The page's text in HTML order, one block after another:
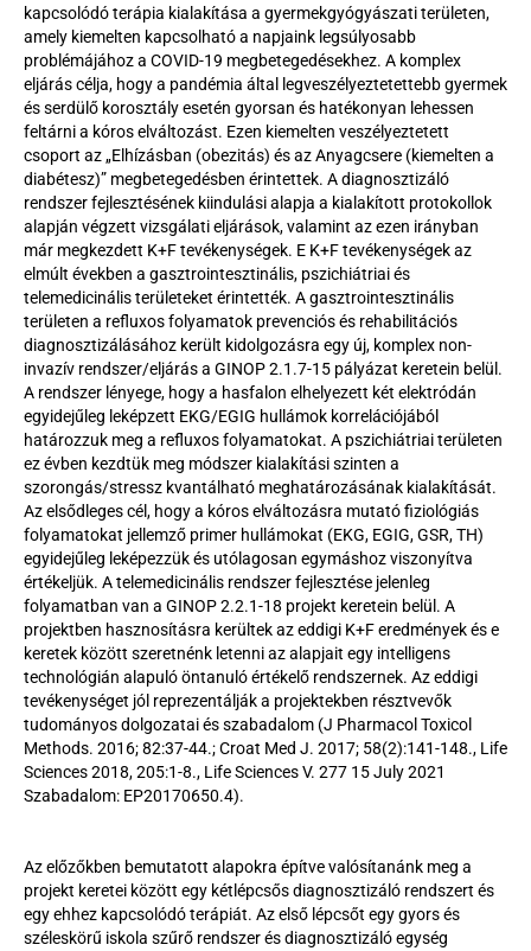
kapcsolódó terápia kialakítása a gyermekgyógyászati területen,
amely kiemelten kapcsolható a napjaink legsúlyosabb
problémájához a COVID-19 megbetegedésekhez. A komplex
eljárás célja, hogy a pandémia által legveszélyeztetettebb gyermek
és serdülő korosztály esetén gyorsan és hatékonyan lehessen
feltárni a kóros elváltozást. Ezen kiemelten veszélyeztetett
csoport az „Elhízásban (obezitás) és az Anyagcsere (kiemelten a
diabétesz)” megbetegedésben érintettek. A diagnosztizáló
rendszer fejlesztésének kiindulási alapja a kialakított protokollok
alapján végzett vizsgálati eljárások, valamint az ezen irányban
már megkezdett K+F tevékenységek. E K+F tevékenységek az
elmúlt években a gasztrointesztinális, pszichiátriai és
telemedicinális területeket érintették. A gasztrointesztinális
területen a refluxos folyamatok prevenciós és rehabilitációs
diagnosztizálásához került kidolgozásra egy új, komplex non-
invazív rendszer/eljárás a GINOP 2.1.7-15 pályázat keretein belül.
A rendszer lényege, hogy a hasfalon elhelyezett két elektródán
egyidejűleg leképzett EKG/EGIG hullámok korrelációjából
határozzuk meg a refluxos folyamatokat. A pszichiátriai területen
ez évben kezdtük meg módszer kialakítási szinten a
szorongás/stressz kvantálható meghatározásának kialakítását.
Az elsődleges cél, hogy a kóros elváltozásra mutató fiziológiás
folyamatokat jellemző primer hullámokat (EKG, EGIG, GSR, TH)
egyidejűleg leképezzük és utólagosan egymáshoz viszonyítva
értékeljük. A telemedicinális rendszer fejlesztése jelenleg
folyamatban van a GINOP 2.2.1-18 projekt keretein belül. A
projektben hasznosításra kerültek az eddigi K+F eredmények és e
keretek között szeretnénk letenni az alapjait egy intelligens
technológián alapuló öntanuló értékelő rendszernek. Az eddigi
tevékenységet jól reprezentálják a projektekben résztvevők
tudományos dolgozatai és szabadalom (J Pharmacol Toxicol
Methods. 2016; 82:37-44.; Croat Med J. 2017; 58(2):141-148., Life
Sciences 2018, 205:1-8., Life Sciences V. 277 15 July 2021
Szabadalom: EP20170650.4).
Az előzőkben bemutatott alapokra építve valósítanánk meg a
projekt keretei között egy kétlépcsős diagnosztizáló rendszert és
egy ehhez kapcsolódó terápiát. Az első lépcsőt egy gyors és
széleskörű iskola szűrő rendszer és diagnosztizáló egység